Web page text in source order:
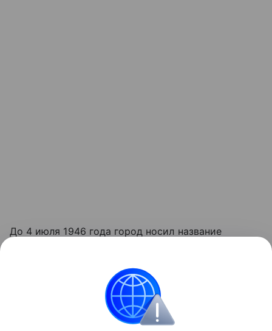
До 4 июля 1946 года город носил название
Тевтонского ордена как крепость. В центре города
расположен остров Канта, на котором
возвышается Кафедральный собор - одна из
главных достопримечательностей Калининграда.